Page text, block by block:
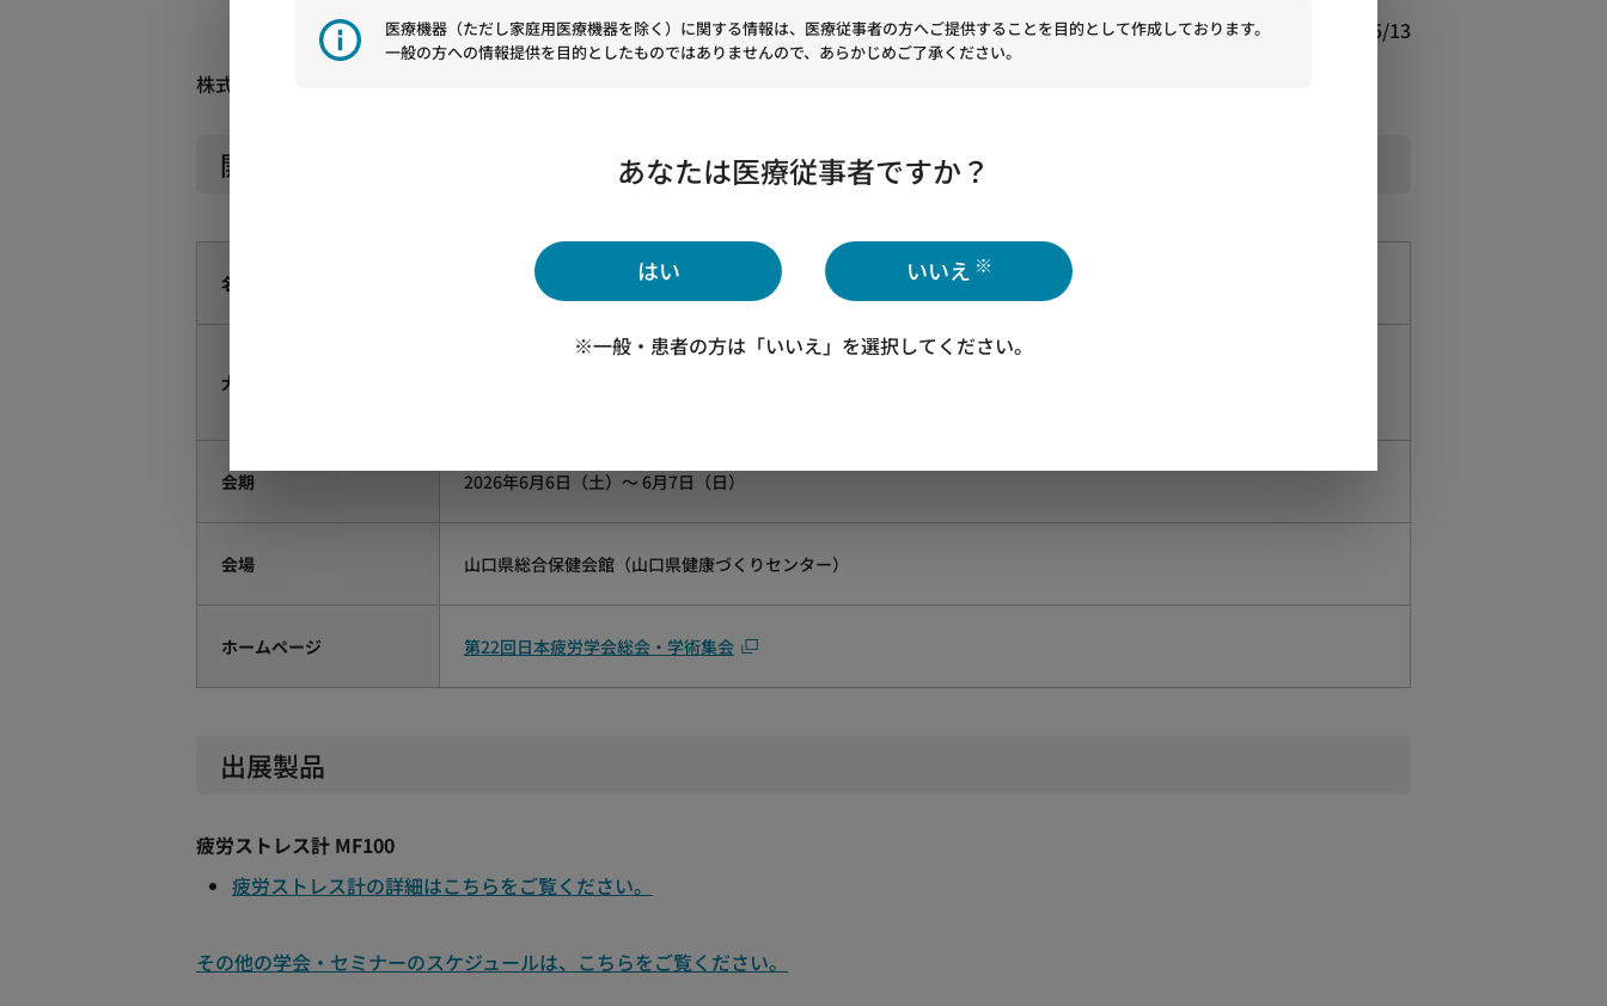
2026/05/13
株式会社村田製作所は、第22回日本疲労学会総会・学術集会に疲労ストレス計 MF100を出展します。
開催概要
名称 第22回日本疲労学会総会・学術集会
大会長
会期 2026年6月6日（土）～ 6月7日（日）
会場 山口県総合保健会館（山口県健康づくりセンター）
ホームページ 第22回日本疲労学会総会・学術集会
出展製品
疲労ストレス計 MF100
疲労ストレス計の詳細はこちらをご覧ください。
その他の学会・セミナーのスケジュールは、こちらをご覧ください。
医療機器（ただし家庭用医療機器を除く）に関する情報は、医療従事者の方へご提供することを目的として作成しております。
一般の方への情報提供を目的としたものではありませんので、あらかじめご了承ください。
あなたは医療従事者ですか？
はい いいえ ※
※一般・患者の方は「いいえ」を選択してください。